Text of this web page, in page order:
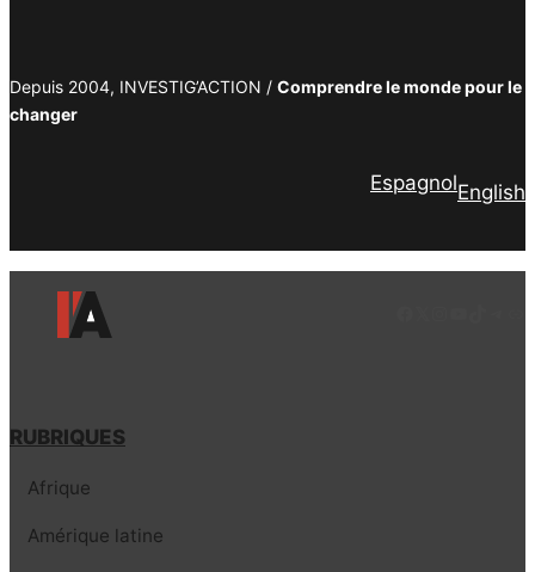
Depuis 2004, INVESTIG’ACTION / Comprendre le monde pour le
changer
EspagnolEnglish
RUBRIQUES
Afrique
Amérique latine